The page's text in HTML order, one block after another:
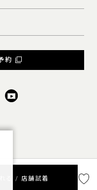
れる / 店舗試着
約